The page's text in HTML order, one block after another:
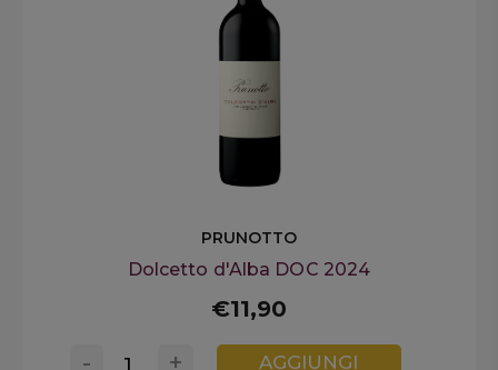
PRUNOTTO
Dolcetto d'Alba DOC 2024
€11,90
+
- AGGIUNGI